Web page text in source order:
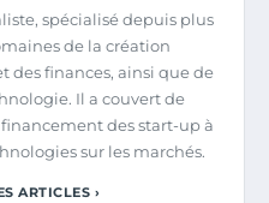
spécialisé depuis plus
de la création
des finances, ainsi que de
Il a couvert de
des start-up à
sur les marchés.
ARTICLES ›